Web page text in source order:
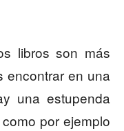
libros son más
encontrar en una
una estupenda
por ejemplo